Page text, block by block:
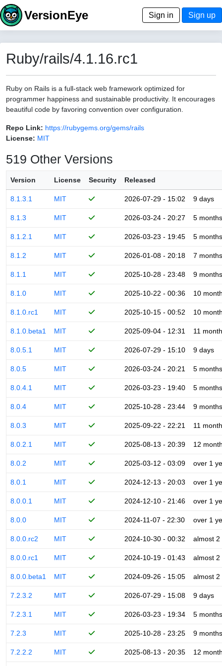
VersionEye Sign in Sign up
Ruby/rails/4.1.16.rc1
Ruby on Rails is a full-stack web framework optimized for
programmer happiness and sustainable productivity. It encourages
beautiful code by favoring convention over configuration.
Repo Link: https://rubygems.org/gems/rails
License: MIT
519 Other Versions
Version License Security Released
8.1.3.1 MIT 2026-07-29 - 15:02 9 days
8.1.3 MIT 2026-03-24 - 20:27 5 months
8.1.2.1 MIT 2026-03-23 - 19:45 5 months
8.1.2 MIT 2026-01-08 - 20:18 7 months
8.1.1 MIT 2025-10-28 - 23:48 9 months
8.1.0 MIT 2025-10-22 - 00:36 10
8.1.0.rc1 MIT 2025-10-15 - 00:52 10
8.1.0.beta1 MIT 2025-09-04 - 12:31 11
8.0.5.1 MIT 2026-07-29 - 15:10 9 days
8.0.5 MIT 2026-03-24 - 20:21 5 months
8.0.4.1 MIT 2026-03-23 - 19:40 5 months
8.0.4 MIT 2025-10-28 - 23:44 9 months
8.0.3 MIT 2025-09-22 - 22:21 11
8.0.2.1 MIT 2025-08-13 - 20:39 12
8.0.2 MIT 2025-03-12 - 03:09 over 1
8.0.1 MIT 2024-12-13 - 20:03 over 1
8.0.0.1 MIT 2024-12-10 - 21:46 over 1
8.0.0 MIT 2024-11-07 - 22:30 over 1
8.0.0.rc2 MIT 2024-10-30 - 00:32 almost 2
8.0.0.rc1 MIT 2024-10-19 - 01:43 almost 2
8.0.0.beta1 MIT 2024-09-26 - 15:05 almost 2
7.2.3.2 MIT 2026-07-29 - 15:08 9 days
7.2.3.1 MIT 2026-03-23 - 19:34 5 months
7.2.3 MIT 2025-10-28 - 23:25 9 months
7.2.2.2 MIT 2025-08-13 - 20:35 12